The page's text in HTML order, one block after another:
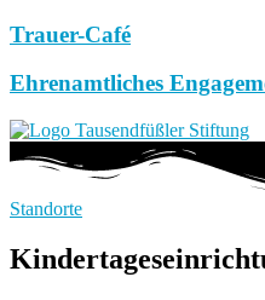
Trauer-Café
Ehrenamtliches
Standorte